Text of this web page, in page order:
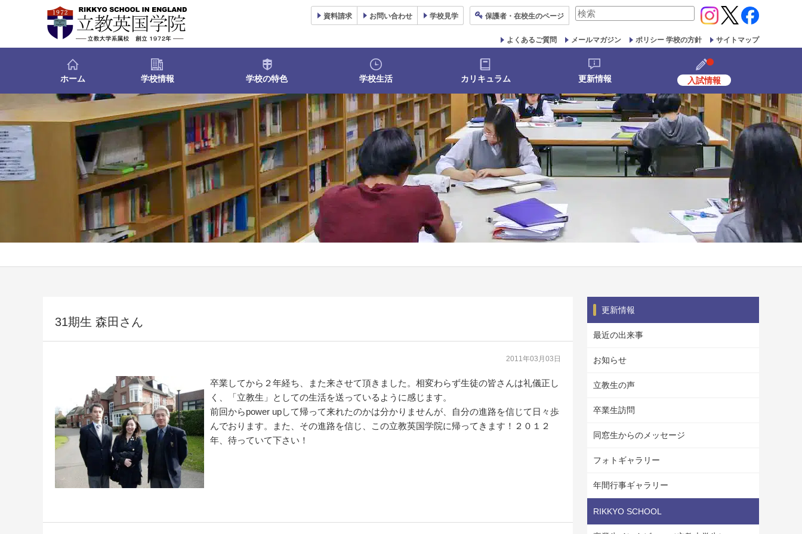
資料請求 お問い合わせ 学校見学 保護者 ・在校生のページ
検
対
象:
よくあるご質問 メールマガジン ポリシー 学校の方針 サイトマップ
ホーム 学校情報 学校の特色 学校生活 カリキュラム 更新情報 入試情報
31期生 森田さん
2011年03月03日
卒業してから２年経ち、また来させて頂きました。相変わらず生徒の皆さんは礼儀正し
く、「立教生」としての生活を送っているように感じます。
前回からpower upして帰って来れたのかは分かりませんが、自分の進路を信じて日々歩
んでおります。また、その進路を信じ、この立教英国学院に帰ってきます！２０１２
年、待っていて下さい！
更新情報
最近の出来事
お知らせ
立教生の声
卒業生訪問
同窓生からのメッセージ
フォトギャラリー
年間行事ギャラリー
RIKKYO SCHOOL